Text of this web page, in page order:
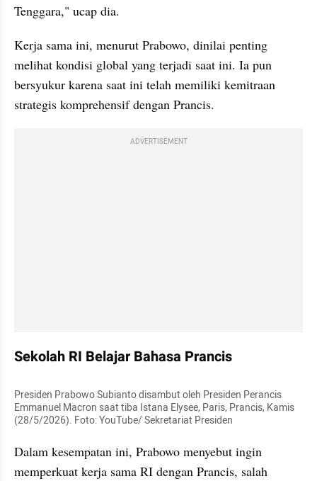
Tenggara," ucap dia.
Kerja sama ini, menurut Prabowo, dinilai penting
melihat kondisi global yang terjadi saat ini. Ia pun
bersyukur karena saat ini telah memiliki kemitraan
strategis komprehensif dengan Prancis.
ADVERTISEMENT
Sekolah RI Belajar Bahasa Prancis
Presiden Prabowo Subianto disambut oleh Presiden Perancis
Emmanuel Macron saat tiba Istana Elysee, Paris, Prancis, Kamis
(28/5/2026). Foto: YouTube/ Sekretariat Presiden
Dalam kesempatan ini, Prabowo menyebut ingin
memperkuat kerja sama RI dengan Prancis, salah